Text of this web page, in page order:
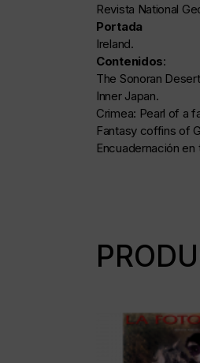
Revista National
Portada
Ireland.
Contenidos:
The Sonoran
Inner Japan.
Crimea: Pearl of a
Fantasy coffins of
Encuadernación en